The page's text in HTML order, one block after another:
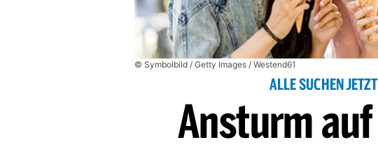
© Symbolbild / Getty Images / Westend61
ALLE SUCHEN
Ansturm